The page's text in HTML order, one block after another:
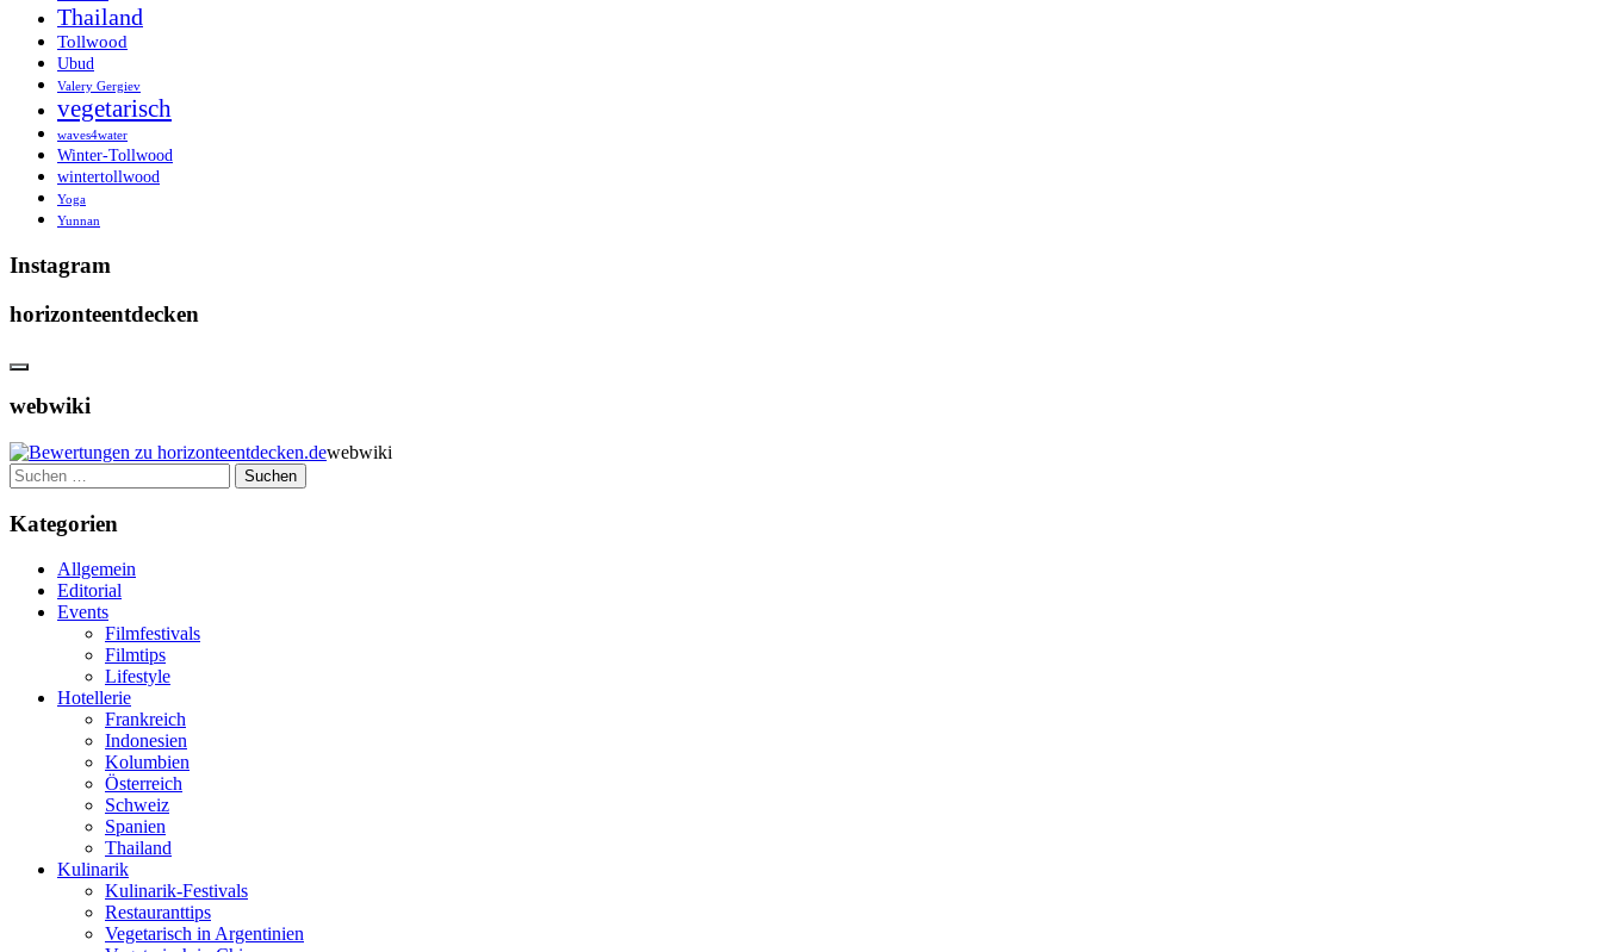
Thailand
Tollwood
Ubud
Valery Gergiev
vegetarisch
waves4water
Winter-Tollwood
wintertollwood
Yoga
Yunnan
Instagram
horizonteentdecken
webwiki
webwiki
Suchen
nach:
Kategorien
Allgemein
Editorial
Events
Filmfestivals
Filmtips
Lifestyle
Hotellerie
Frankreich
Indonesien
Kolumbien
Österreich
Schweiz
Spanien
Thailand
Kulinarik
Kulinarik-Festivals
Restauranttips
Vegetarisch in Argentinien